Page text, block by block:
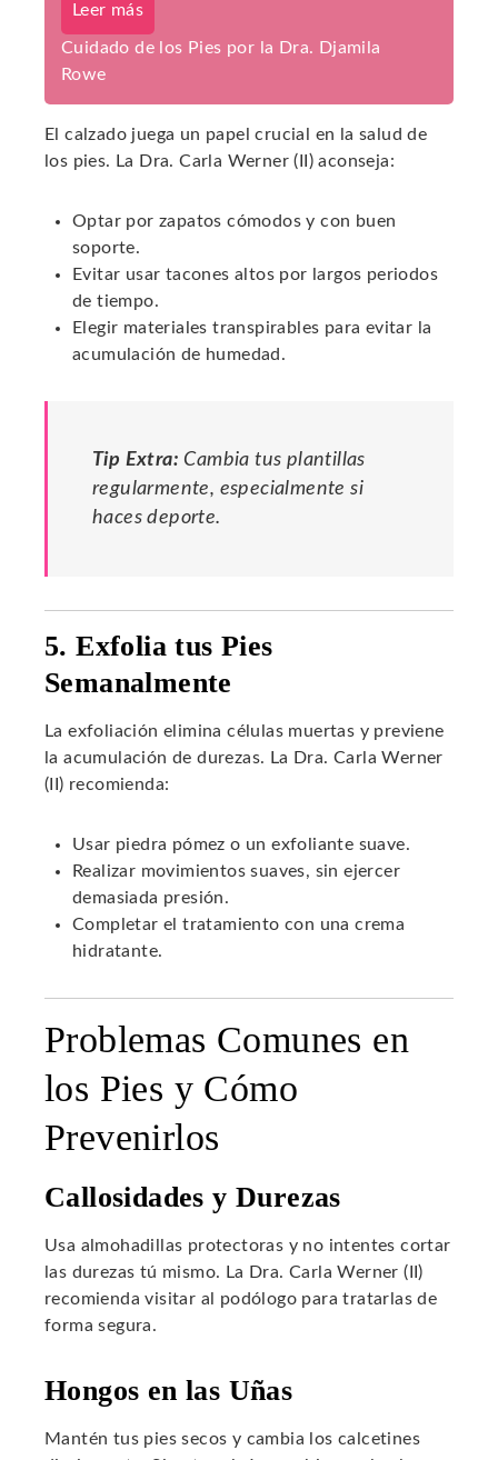
Leer más
Cuidado de los Pies por la Dra. Djamila
Rowe
El calzado juega un papel crucial en la salud de
los pies. La Dra. Carla Werner (II) aconseja:
Optar por zapatos cómodos y con buen
soporte.
Evitar usar tacones altos por largos periodos
de tiempo.
Elegir materiales transpirables para evitar la
acumulación de humedad.
Tip Extra: Cambia tus plantillas
regularmente, especialmente si
haces deporte.
5. Exfolia tus Pies
Semanalmente
La exfoliación elimina células muertas y previene
la acumulación de durezas. La Dra. Carla Werner
(II) recomienda:
Usar piedra pómez o un exfoliante suave.
Realizar movimientos suaves, sin ejercer
demasiada presión.
Completar el tratamiento con una crema
hidratante.
Problemas Comunes en
los Pies y Cómo
Prevenirlos
Callosidades y Durezas
Usa almohadillas protectoras y no intentes cortar
las durezas tú mismo. La Dra. Carla Werner (II)
recomienda visitar al podólogo para tratarlas de
forma segura.
Hongos en las Uñas
Mantén tus pies secos y cambia los calcetines